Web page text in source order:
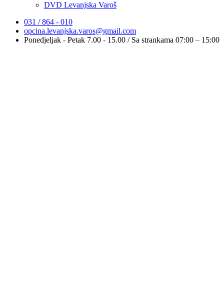
DVD Levanjska Varoš
031 / 864 - 010
opcina.levanjska.varos@gmail.com
Ponedjeljak - Petak 7.00 - 15.00 / Sa strankama 07:00 – 15:00